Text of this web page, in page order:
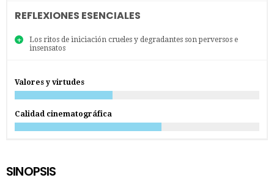
REFLEXIONES ESENCIALES
Los ritos de iniciación crueles y degradantes son perversos e
insensatos
Valores y virtudes
Calidad cinematográfica
SINOPSIS